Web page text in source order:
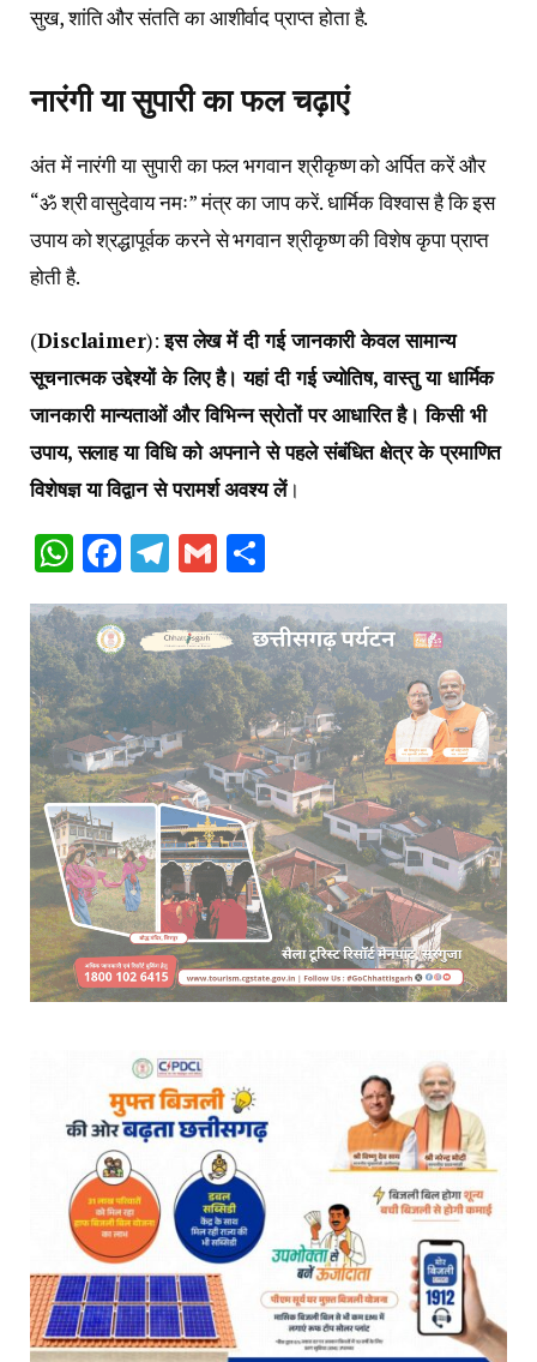
सुख, शांति और संतति का आशीर्वाद प्राप्त होता है.
नारंगी या सुपारी का फल चढ़ाएं
अंत में नारंगी या सुपारी का फल भगवान श्रीकृष्ण को अर्पित करें और
“ॐ श्री वासुदेवाय नमः” मंत्र का जाप करें. धार्मिक विश्वास है कि इस
उपाय को श्रद्धापूर्वक करने से भगवान श्रीकृष्ण की विशेष कृपा प्राप्त
होती है.
(Disclaimer):इस लेख में दी गई जानकारी केवल सामान्य
सूचनात्मक उद्देश्यों के लिए है। यहां दी गई ज्योतिष, वास्तु या धार्मिक
जानकारी मान्यताओं और विभिन्न स्रोतों पर आधारित है। किसी भी
उपाय, सलाह या विधि को अपनाने से पहले संबंधित क्षेत्र के प्रमाणित
विशेषज्ञ या विद्वान से परामर्श अवश्य लें।
WhatsApp
Facebook
Telegram
Gmail